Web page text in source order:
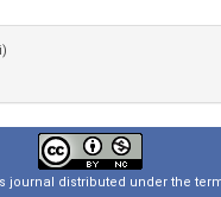
journal distributed under the